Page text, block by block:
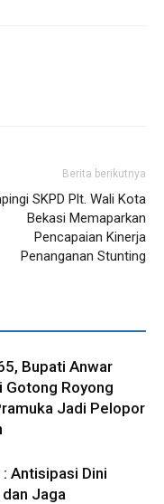
Berita berikutnya
SKPD Plt. Wali Kota
Bekasi Memaparkan
Pencapaian Kinerja
Penanganan Stunting
Bupati Anwar
Gotong Royong
Jadi Pelopor
Antisipasi Dini
Jaga